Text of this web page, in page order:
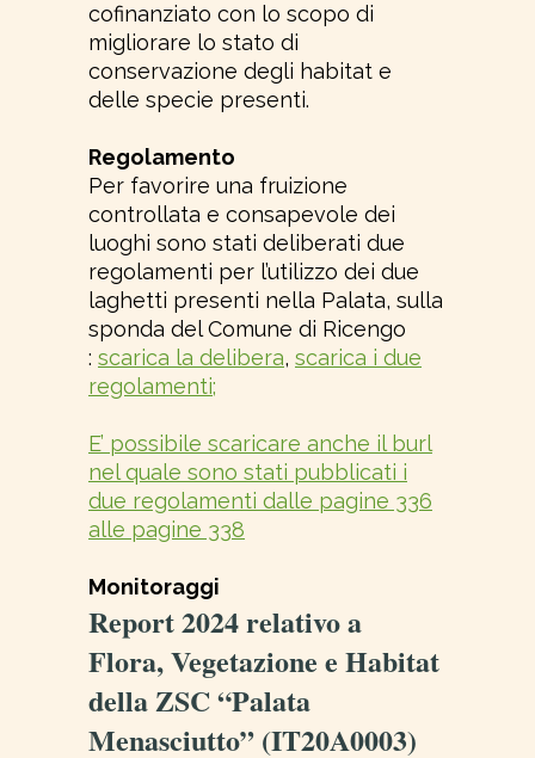
cofinanziato con lo scopo di
migliorare lo stato di
conservazione degli habitat e
delle specie presenti.
Regolamento
Per favorire una fruizione
controllata e consapevole dei
luoghi sono stati deliberati due
regolamenti per l’utilizzo dei due
laghetti presenti nella Palata, sulla
sponda del Comune di Ricengo
: scarica la delibera, scarica i due
regolamenti;
E’ possibile scaricare anche il burl
nel quale sono stati pubblicati i
due regolamenti dalle pagine 336
alle pagine 338
Monitoraggi
Report 2024 relativo a
Flora, Vegetazione e Habitat
della ZSC “Palata
Menasciutto” (IT20A0003)